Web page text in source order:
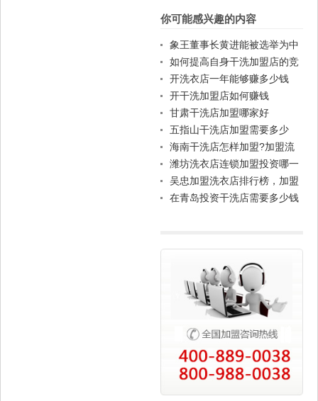
你可能感兴趣的内容
象王董事长黄进能被选举为中
国连锁经营协会常务理事
如何提高自身干洗加盟店的竞
争力
开洗衣店一年能够赚多少钱
开干洗加盟店如何赚钱
甘肃干洗店加盟哪家好
五指山干洗店加盟需要多少
钱？
海南干洗店怎样加盟?加盟流
程有哪些?
潍坊洗衣店连锁加盟投资哪一
家品牌好?
吴忠加盟洗衣店排行榜，加盟
哪家比较靠谱?
在青岛投资干洗店需要多少钱